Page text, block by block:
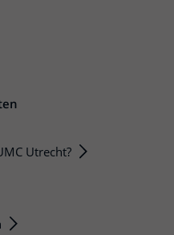
Utrecht?